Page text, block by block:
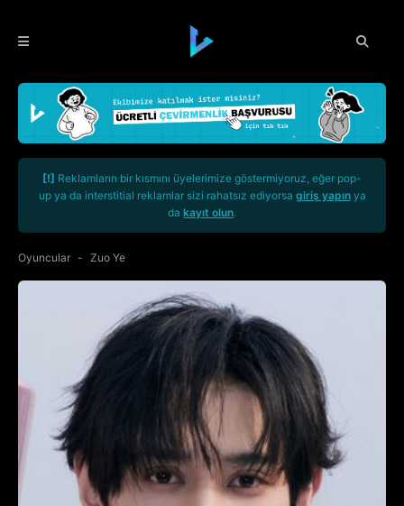
[!] Reklamların bir kısmını üyelerimize göstermiyoruz, eğer pop-
up ya da interstitial reklamlar sizi rahatsız ediyorsa giriş yapınya
da kayıt olun.
Oyuncular Zuo Ye